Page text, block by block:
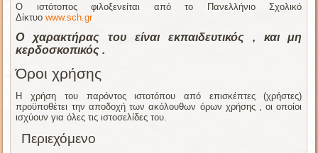
Ο ιστότοπος φιλοξενείται από το Πανελλήνιο Σχολικό
Δίκτυοwww.sch.gr
Ο χαρακτήρας του είναι εκπαιδευτικός , και μη
κερδοσκοπικός .
Όροι χρήσης
Η χρήση του παρόντος ιστοτόπου από επισκέπτες (χρήστες)
προϋποθέτει την αποδοχή των ακόλουθων όρων χρήσης , οι οποίοι
ισχύουν για όλες τις ιστοσελίδες του.
Περιεχόμενο